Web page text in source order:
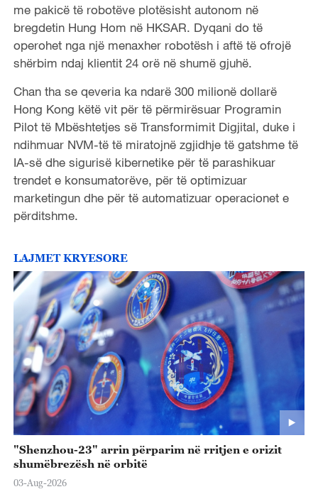
me pakicë të robotëve plotësisht autonom në
bregdetin Hung Hom në HKSAR. Dyqani do të
operohet nga një menaxher robotësh i aftë të ofrojë
shërbim ndaj klientit 24 orë në shumë gjuhë.
Chan tha se qeveria ka ndarë 300 milionë dollarë
Hong Kong këtë vit për të përmirësuar Programin
Pilot të Mbështetjes së Transformimit Digjital, duke i
ndihmuar NVM-të të miratojnë zgjidhje të gatshme të
IA-së dhe sigurisë kibernetike për të parashikuar
trendet e konsumatorëve, për të optimizuar
marketingun dhe për të automatizuar operacionet e
përditshme.
LAJMET KRYESORE
"Shenzhou-23" arrin përparim në rritjen e orizit
shumëbrezësh në orbitë
03-Aug-2026